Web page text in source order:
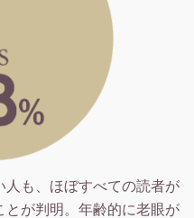
人も、ほぼすべての読者が
とが判明。年齢的に老眼が